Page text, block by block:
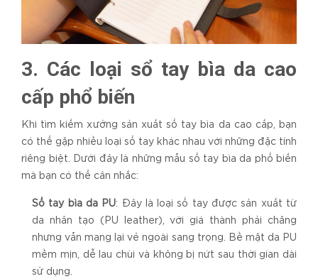
3. Các loại sổ tay bìa da cao
cấp phổ biến
Khi tìm kiếm xưởng sản xuất sổ tay bìa da cao cấp, bạn
có thể gặp nhiều loại sổ tay khác nhau với những đặc tính
riêng biệt. Dưới đây là những mẫu sổ tay bìa da phổ biến
mà bạn có thể cân nhắc:
Sổ tay bìa da PU: Đây là loại sổ tay được sản xuất từ
da nhân tạo (PU leather), với giá thành phải chăng
nhưng vẫn mang lại vẻ ngoài sang trọng. Bề mặt da PU
mềm mịn, dễ lau chùi và không bị nứt sau thời gian dài
sử dụng.